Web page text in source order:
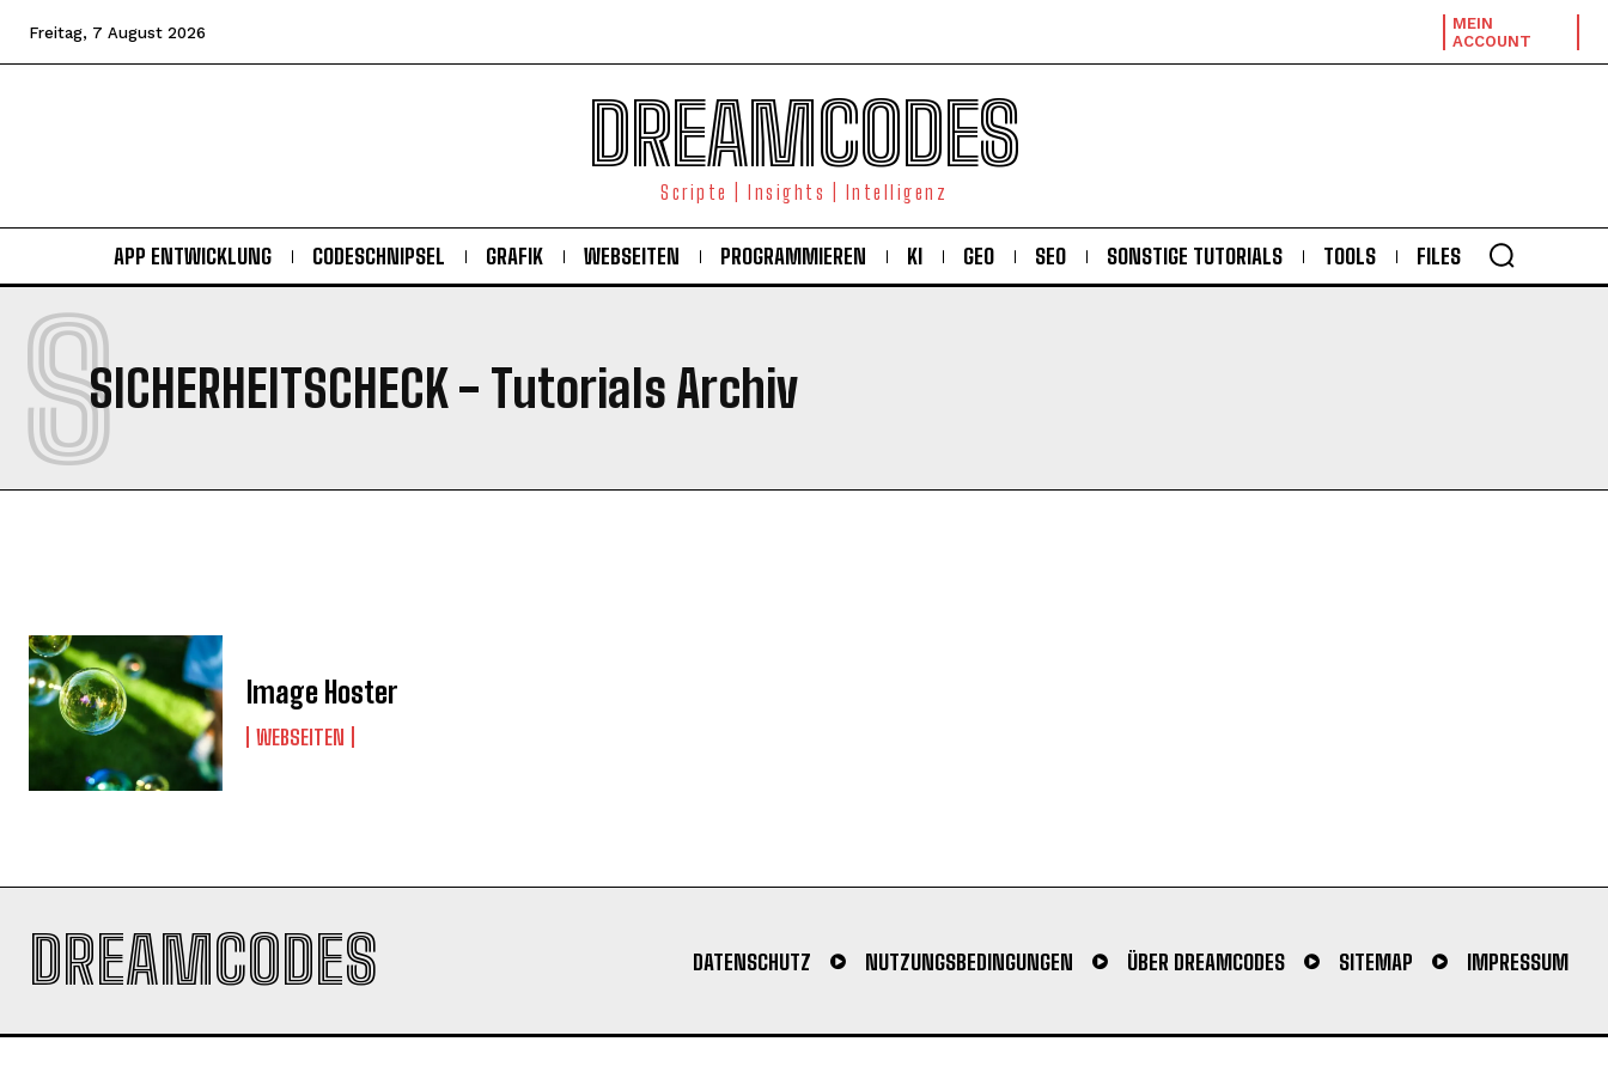
Freitag, 7 August 2026
MEIN
ACCOUNT
DREAMCODES
Scripte | Insights | Intelligenz
APP ENTWICKLUNG CODESCHNIPSEL GRAFIK WEBSEITEN PROGRAMMIEREN KI GEO SEO SONSTIGE TUTORIALS TOOLS FILES
SICHERHEITSCHECK
S - Tutorials Archiv
Image Hoster
WEBSEITEN
DREAMCODES DATENSCHUTZ NUTZUNGSBEDINGUNGEN ÜBER DREAMCODES SITEMAP IMPRESSUM